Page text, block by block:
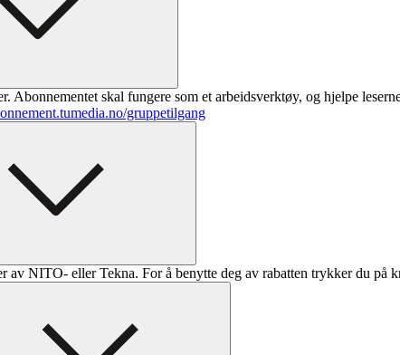
skal fungere som et arbeidsverktøy, og hjelpe
gruppetilgang
av NITO- eller Tekna. For å benytte deg av rabatten trykker du